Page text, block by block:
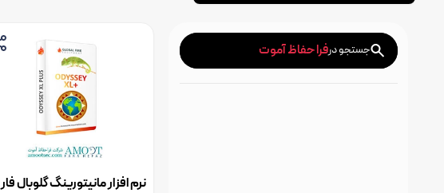
جستجو درفرا حفاظ آموت
نرم افزار مانیتورینگ گلوبال فار